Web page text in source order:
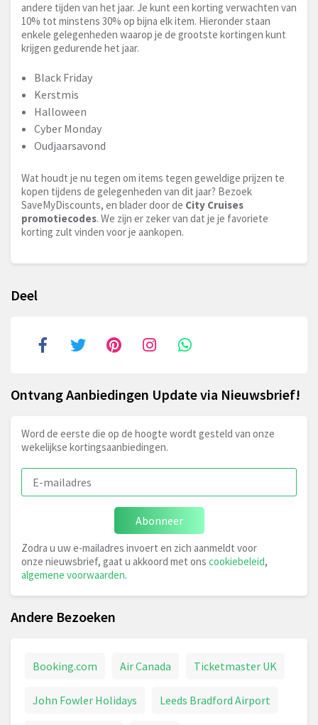
andere tijden van het jaar. Je kunt een korting verwachten van
10% tot minstens 30% op bijna elk item. Hieronder staan
enkele gelegenheden waarop je de grootste kortingen kunt
krijgen gedurende het jaar.
Black Friday
Kerstmis
Halloween
Cyber Monday
Oudjaarsavond
Wat houdt je nu tegen om items tegen geweldige prijzen te
kopen tijdens de gelegenheden van dit jaar? Bezoek
SaveMyDiscounts, en blader door de City Cruises
promotiecodes. We zijn er zeker van dat je je favoriete
korting zult vinden voor je aankopen.
Deel
Ontvang Aanbiedingen Update via Nieuwsbrief!
Word de eerste die op de hoogte wordt gesteld van onze
wekelijkse kortingsaanbiedingen.
Abonneer
Zodra u uw e-mailadres invoert en zich aanmeldt voor
onze nieuwsbrief, gaat u akkoord met ons cookiebeleid,
algemene voorwaarden.
Andere Bezoeken
Booking.com Air Canada Ticketmaster UK
John Fowler Holidays Leeds Bradford Airport